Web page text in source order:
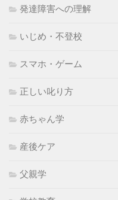
発達障害への理解
いじめ・不登校
スマホ・ゲーム
正しい叱り方
赤ちゃん学
産後ケア
父親学